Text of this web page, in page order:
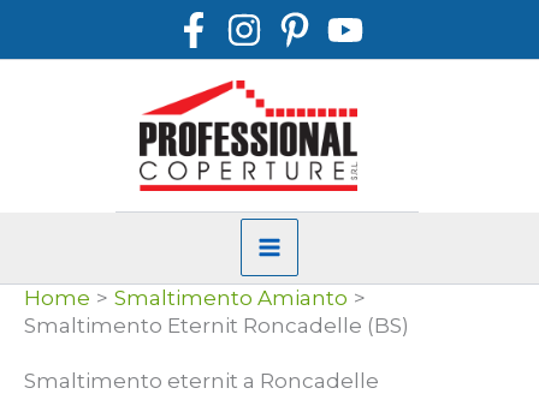
Home
Smaltimento Amianto
Smaltimento Eternit Roncadelle (BS)
Smaltimento eternit a Roncadelle